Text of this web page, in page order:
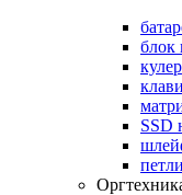
блок
кулер
SSD